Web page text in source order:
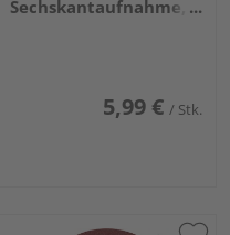
Sechskantaufnahme, ø
5,99 € / Stk.